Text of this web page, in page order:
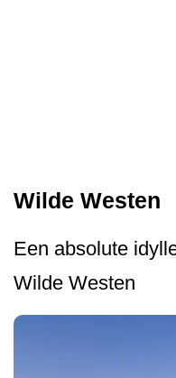
Wilde Westen
Een absolute
Wilde Westen